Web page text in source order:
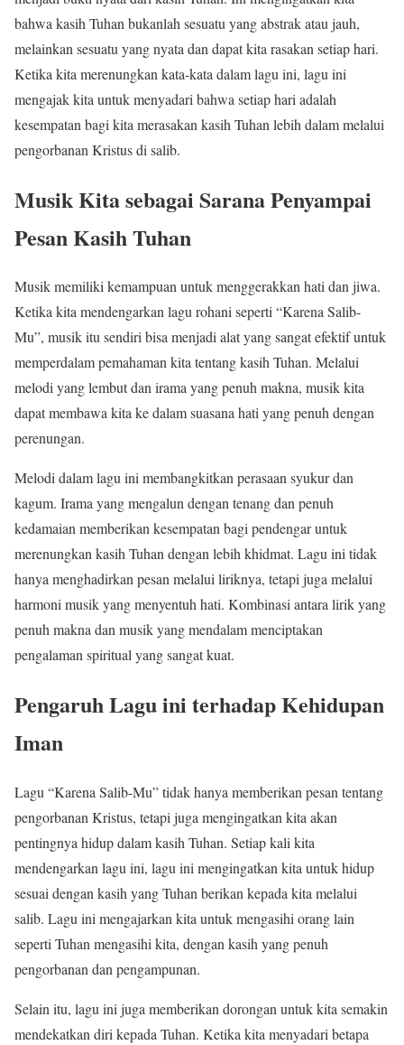
bahwa kasih Tuhan bukanlah sesuatu yang abstrak atau jauh,
melainkan sesuatu yang nyata dan dapat kita rasakan setiap hari.
Ketika kita merenungkan kata-kata dalam lagu ini, lagu ini
mengajak kita untuk menyadari bahwa setiap hari adalah
kesempatan bagi kita merasakan kasih Tuhan lebih dalam melalui
pengorbanan Kristus di salib.
Musik Kita sebagai Sarana Penyampai
Pesan Kasih Tuhan
Musik memiliki kemampuan untuk menggerakkan hati dan jiwa.
Ketika kita mendengarkan lagu rohani seperti “Karena Salib-
Mu”, musik itu sendiri bisa menjadi alat yang sangat efektif untuk
memperdalam pemahaman kita tentang kasih Tuhan. Melalui
melodi yang lembut dan irama yang penuh makna, musik kita
dapat membawa kita ke dalam suasana hati yang penuh dengan
perenungan.
Melodi dalam lagu ini membangkitkan perasaan syukur dan
kagum. Irama yang mengalun dengan tenang dan penuh
kedamaian memberikan kesempatan bagi pendengar untuk
merenungkan kasih Tuhan dengan lebih khidmat. Lagu ini tidak
hanya menghadirkan pesan melalui liriknya, tetapi juga melalui
harmoni musik yang menyentuh hati. Kombinasi antara lirik yang
penuh makna dan musik yang mendalam menciptakan
pengalaman spiritual yang sangat kuat.
Pengaruh Lagu ini terhadap Kehidupan
Iman
Lagu “Karena Salib-Mu” tidak hanya memberikan pesan tentang
pengorbanan Kristus, tetapi juga mengingatkan kita akan
pentingnya hidup dalam kasih Tuhan. Setiap kali kita
mendengarkan lagu ini, lagu ini mengingatkan kita untuk hidup
sesuai dengan kasih yang Tuhan berikan kepada kita melalui
salib. Lagu ini mengajarkan kita untuk mengasihi orang lain
seperti Tuhan mengasihi kita, dengan kasih yang penuh
pengorbanan dan pengampunan.
Selain itu, lagu ini juga memberikan dorongan untuk kita semakin
mendekatkan diri kepada Tuhan. Ketika kita menyadari betapa